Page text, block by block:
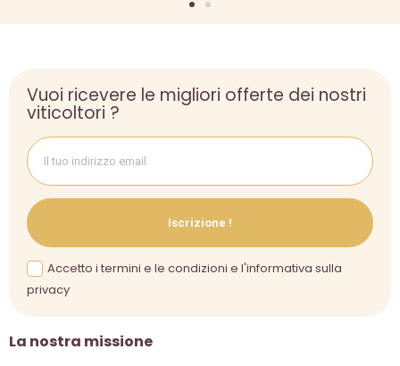
La nostra missione
Vuoi ricevere le migliori offerte dei nostri
viticoltori ?
Iscrizione !
Accetto i termini e le condizioni e l'informativa sulla
privacy